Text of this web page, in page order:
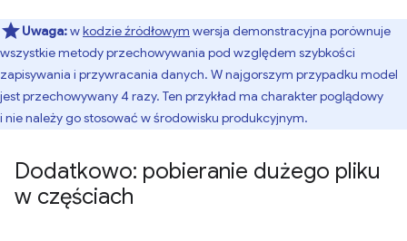
Uwaga:wkodzie źródłowym wersja demonstracyjna porównuje
wszystkie metody przechowywania pod względem szybkości
zapisywania i przywracania danych. W najgorszym przypadku model
jest przechowywany 4 razy. Ten przykład ma charakter poglądowy
i nie należy go stosować w środowisku produkcyjnym.
Dodatkowo: pobieranie dużego pliku
w częściach